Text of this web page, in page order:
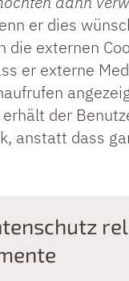
er dies
die externen
er externe
der
anstatt dass